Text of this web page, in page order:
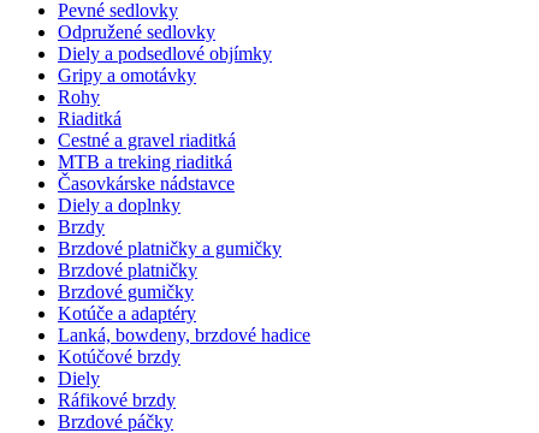
Pevné sedlovky
Odpružené sedlovky
Diely a podsedlové objímky
Gripy a omotávky
Rohy
Riaditká
Cestné a gravel riaditká
MTB a treking riaditká
Časovkárske nádstavce
Diely a doplnky
Brzdy
Brzdové platničky a gumičky
Brzdové platničky
Brzdové gumičky
Kotúče a adaptéry
Lanká, bowdeny, brzdové hadice
Kotúčové brzdy
Diely
Ráfikové brzdy
Brzdové páčky